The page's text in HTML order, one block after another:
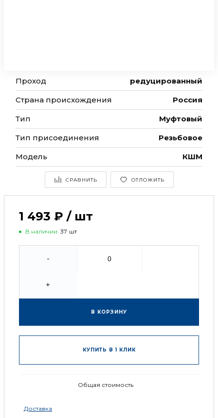
Проход редуцированный
Страна происхождения Россия
Тип Муфтовый
Тип присоединения Резьбовое
Модель КШМ
СРАВНИТЬ ОТЛОЖИТЬ
1 493 ₽ / шт
В наличии 37 шт
-
+
В КОРЗИНУ
КУПИТЬ В 1 КЛИК
Общая стоимость
Доставка